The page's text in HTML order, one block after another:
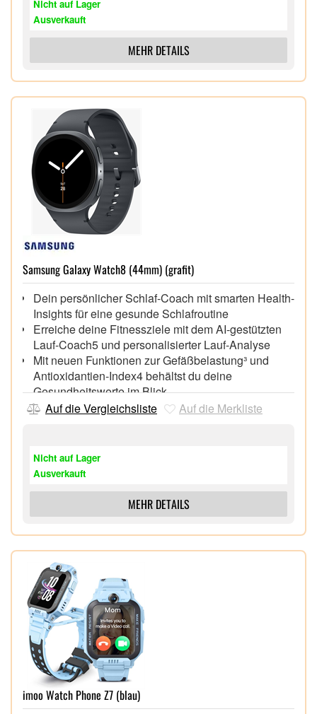
komfortables Tragegefühl
Display, das auch draußen strahlt
Nicht auf Lager
Ausverkauft
MEHR DETAILS
Samsung Galaxy Watch8 (44mm) (grafit)
Dein persönlicher Schlaf-Coach mit smarten Health-
Insights für eine gesunde Schlafroutine
Erreiche deine Fitnessziele mit dem AI-gestützten
Lauf-Coach5 und personalisierter Lauf-Analyse
Mit neuen Funktionen zur Gefäßbelastung³ und
Antioxidantien-Index4 behältst du deine
Gesundheitswerte im Blick
Google Gemini auch auf deiner Smartwatch¹ – AI
Schlanker denn je mit modernem Design für ein
komfortables Tragegefühl
Display, das auch draußen strahlt
Auf die Vergleichsliste Auf die Merkliste
Nicht auf Lager
Ausverkauft
MEHR DETAILS
imoo Watch Phone Z7 (blau)